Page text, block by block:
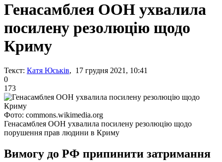
Генасамблея ООН ухвалила
посилену резолюцію щодо
Криму
Текст: Катя Юськів, 17 грудня 2021, 10:41
0
173
Фото: commons.wikimedia.org
Генасамблея ООН ухвалила посилену резолюцію щодо
порушення прав людини в Криму
Вимогу до РФ припинити затримання